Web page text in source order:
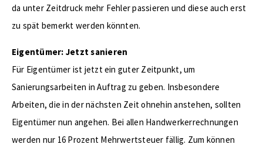
da unter Zeitdruck mehr Fehler passieren und diese auch erst
zu spät bemerkt werden könnten.
Eigentümer: Jetzt sanieren
Für Eigentümer ist jetzt ein guter Zeitpunkt, um
Sanierungsarbeiten in Auftrag zu geben. Insbesondere
Arbeiten, die in der nächsten Zeit ohnehin anstehen, sollten
Eigentümer nun angehen. Bei allen Handwerkerrechnungen
werden nur 16 Prozent Mehrwertsteuer fällig. Zum können